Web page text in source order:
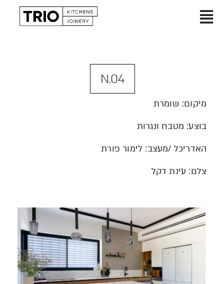
Skip
Toggle
אודות
מטבחים
הפרויקטים שלנו
בלוג
N.04
מיקום: שומרת
בוצע: מטבח ונגרות
האדריכל /מעצב: לימור פורת
צלם: עינת דקל